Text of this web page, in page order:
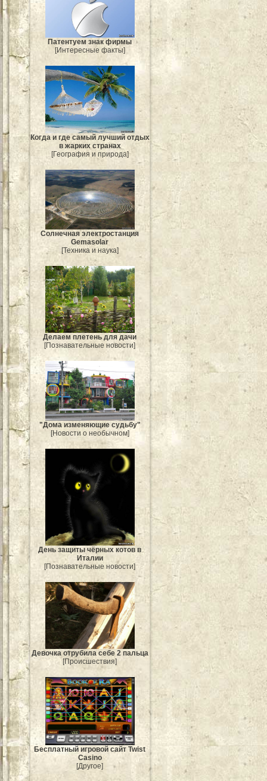
Патентуем знак фирмы
[Интересные факты]
Когда и где самый лучший отдых
в жарких странах
[География и природа]
Солнечная электростанция
Gemasolar
[Техника и наука]
Делаем плетень для дачи
[Познавательные новости]
"Дома изменяющие судьбу"
[Новости о необычном]
День защиты чёрных котов в
Италии
[Познавательные новости]
Девочка отрубила себе 2 пальца
[Происшествия]
Бесплатный игровой сайт Twist
Casino
[Другое]